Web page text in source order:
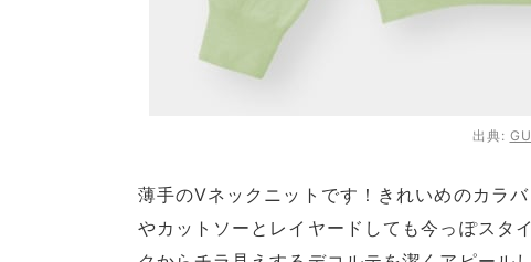
出典: GU
薄手のVネックニットです！きれいめのカラ
やカットソーとレイヤードしても今っぽスタ